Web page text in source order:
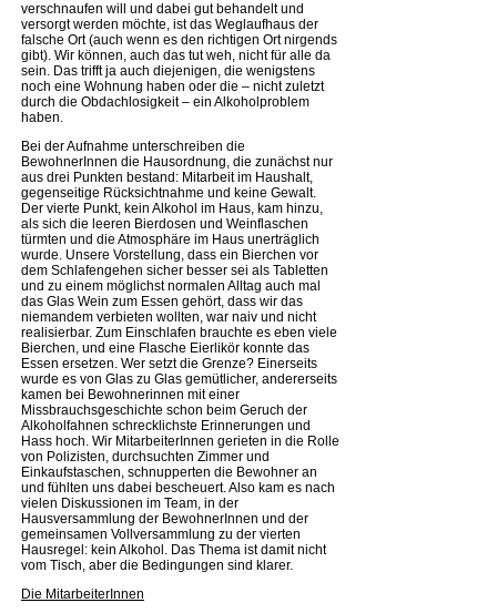
verschnaufen will und dabei gut behandelt und
versorgt werden möchte, ist das Weglaufhaus der
falsche Ort (auch wenn es den richtigen Ort nirgends
gibt). Wir können, auch das tut weh, nicht für alle da
sein. Das trifft ja auch diejenigen, die wenigstens
noch eine Wohnung haben oder die – nicht zuletzt
durch die Obdachlosigkeit – ein Alkoholproblem
haben.
Bei der Aufnahme unterschreiben die
BewohnerInnen die Hausordnung, die zunächst nur
aus drei Punkten bestand: Mitarbeit im Haushalt,
gegenseitige Rücksichtnahme und keine Gewalt.
Der vierte Punkt, kein Alkohol im Haus, kam hinzu,
als sich die leeren Bierdosen und Weinflaschen
türmten und die Atmosphäre im Haus unerträglich
wurde. Unsere Vorstellung, dass ein Bierchen vor
dem Schlafengehen sicher besser sei als Tabletten
und zu einem möglichst normalen Alltag auch mal
das Glas Wein zum Essen gehört, dass wir das
niemandem verbieten wollten, war naiv und nicht
realisierbar. Zum Einschlafen brauchte es eben viele
Bierchen, und eine Flasche Eierlikör konnte das
Essen ersetzen. Wer setzt die Grenze? Einerseits
wurde es von Glas zu Glas gemütlicher, andererseits
kamen bei Bewohnerinnen mit einer
Missbrauchsgeschichte schon beim Geruch der
Alkoholfahnen schrecklichste Erinnerungen und
Hass hoch. Wir MitarbeiterInnen gerieten in die Rolle
von Polizisten, durchsuchten Zimmer und
Einkaufstaschen, schnupperten die Bewohner an
und fühlten uns dabei bescheuert. Also kam es nach
vielen Diskussionen im Team, in der
Hausversammlung der BewohnerInnen und der
gemeinsamen Vollversammlung zu der vierten
Hausregel: kein Alkohol. Das Thema ist damit nicht
vom Tisch, aber die Bedingungen sind klarer.
Die MitarbeiterInnen